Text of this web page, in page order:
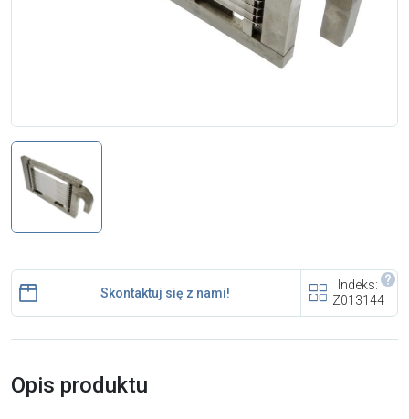
Skontaktuj się z nami
Skontaktuj się z nami!
Indeks:
Z013144
Opis produktu